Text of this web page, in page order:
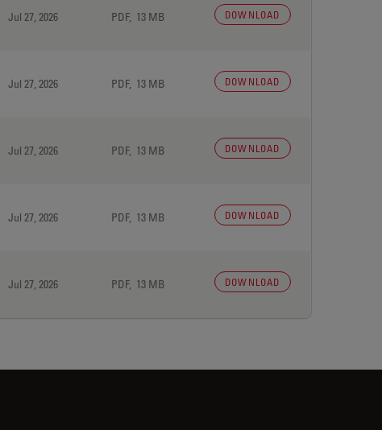
Jul 27, 2026 PDF, 13 MB DOWNLOAD
Jul 27, 2026 PDF, 13 MB DOWNLOAD
Jul 27, 2026 PDF, 13 MB DOWNLOAD
Jul 27, 2026 PDF, 13 MB DOWNLOAD
Jul 27, 2026 PDF, 13 MB DOWNLOAD